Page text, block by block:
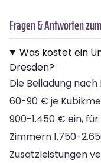
Fragen & Antworten
Was kostet ein
Dresden?
Die Beiladung
60-90 € je
900-1.450 € ein,
Zimmern 1.750-
Zusatzleistungen